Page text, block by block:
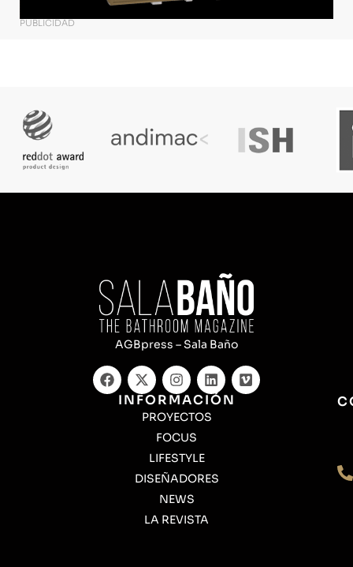
PUBLICIDAD
AGBpress – Sala Baño
INFORMACIÓN
PROYECTOS
FOCUS
LIFESTYLE
DISEÑADORES
NEWS
LA REVISTA